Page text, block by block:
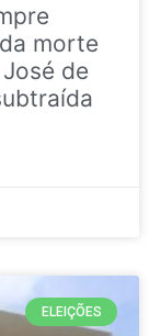
morte
de
ELEIÇÕES